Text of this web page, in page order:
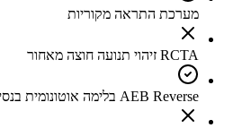
מערכת התראה מקוריות
RCTA זיהוי תנועה חוצה מאחור
AEB Reverse בלימה אוטונומית בנסיעה לאחור